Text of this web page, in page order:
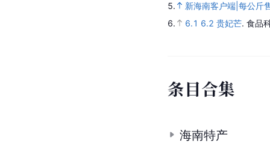
5.
新海南客户端|每公斤
6.
6.1 6.2 贵妃芒. 食品
条目合集
海南特产